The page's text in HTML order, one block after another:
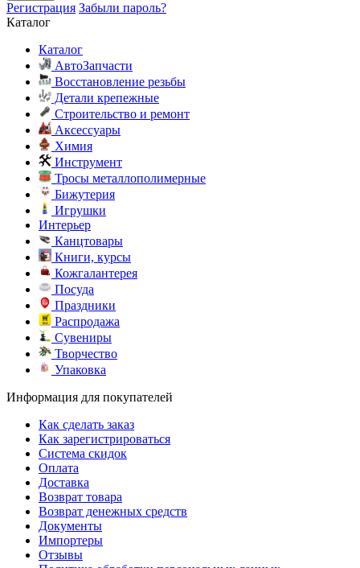
Регистрация Забыли пароль?
Каталог
Каталог
АвтоЗапчасти
Восстановление резьбы
Детали крепежные
Строительство и ремонт
Аксессуары
Химия
Инструмент
Тросы металлополимерные
Бижутерия
Игрушки
Интерьер
Канцтовары
Книги, курсы
Кожгалантерея
Посуда
Праздники
Распродажа
Сувениры
Творчество
Упаковка
Информация для покупателей
Как сделать заказ
Как зарегистрироваться
Система скидок
Оплата
Доставка
Возврат товара
Возврат денежных средств
Документы
Импортеры
Отзывы